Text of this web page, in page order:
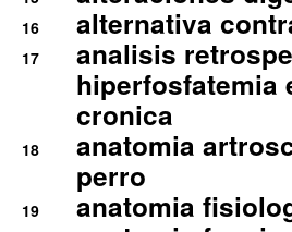
16 alternativa
17
analisis
hiperfosfatemia
cronica
18
anatomia
perro
19 anatomia